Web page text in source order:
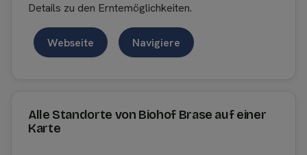
Details zu den Erntemöglichkeiten.
Webseite Navigiere
Alle Standorte von Biohof Brase auf einer
Karte